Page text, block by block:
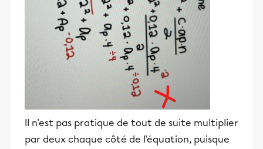
Il n'est pas pratique de tout de suite multiplier
par deux chaque côté de l'équation, puisque